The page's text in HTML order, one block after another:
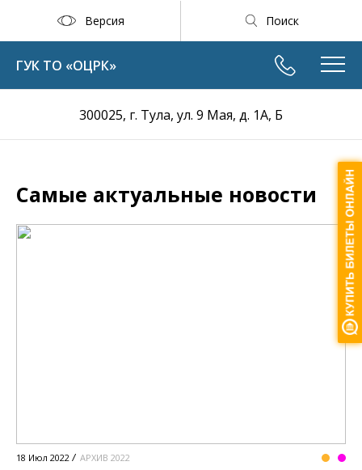
Версия Поиск
300025, г. Тула, ул. 9 Мая, д. 1А, Б
ГУК ТО «ОЦРК»
Самые актуальные новости
18 Июл 2022 АРХИВ 2022